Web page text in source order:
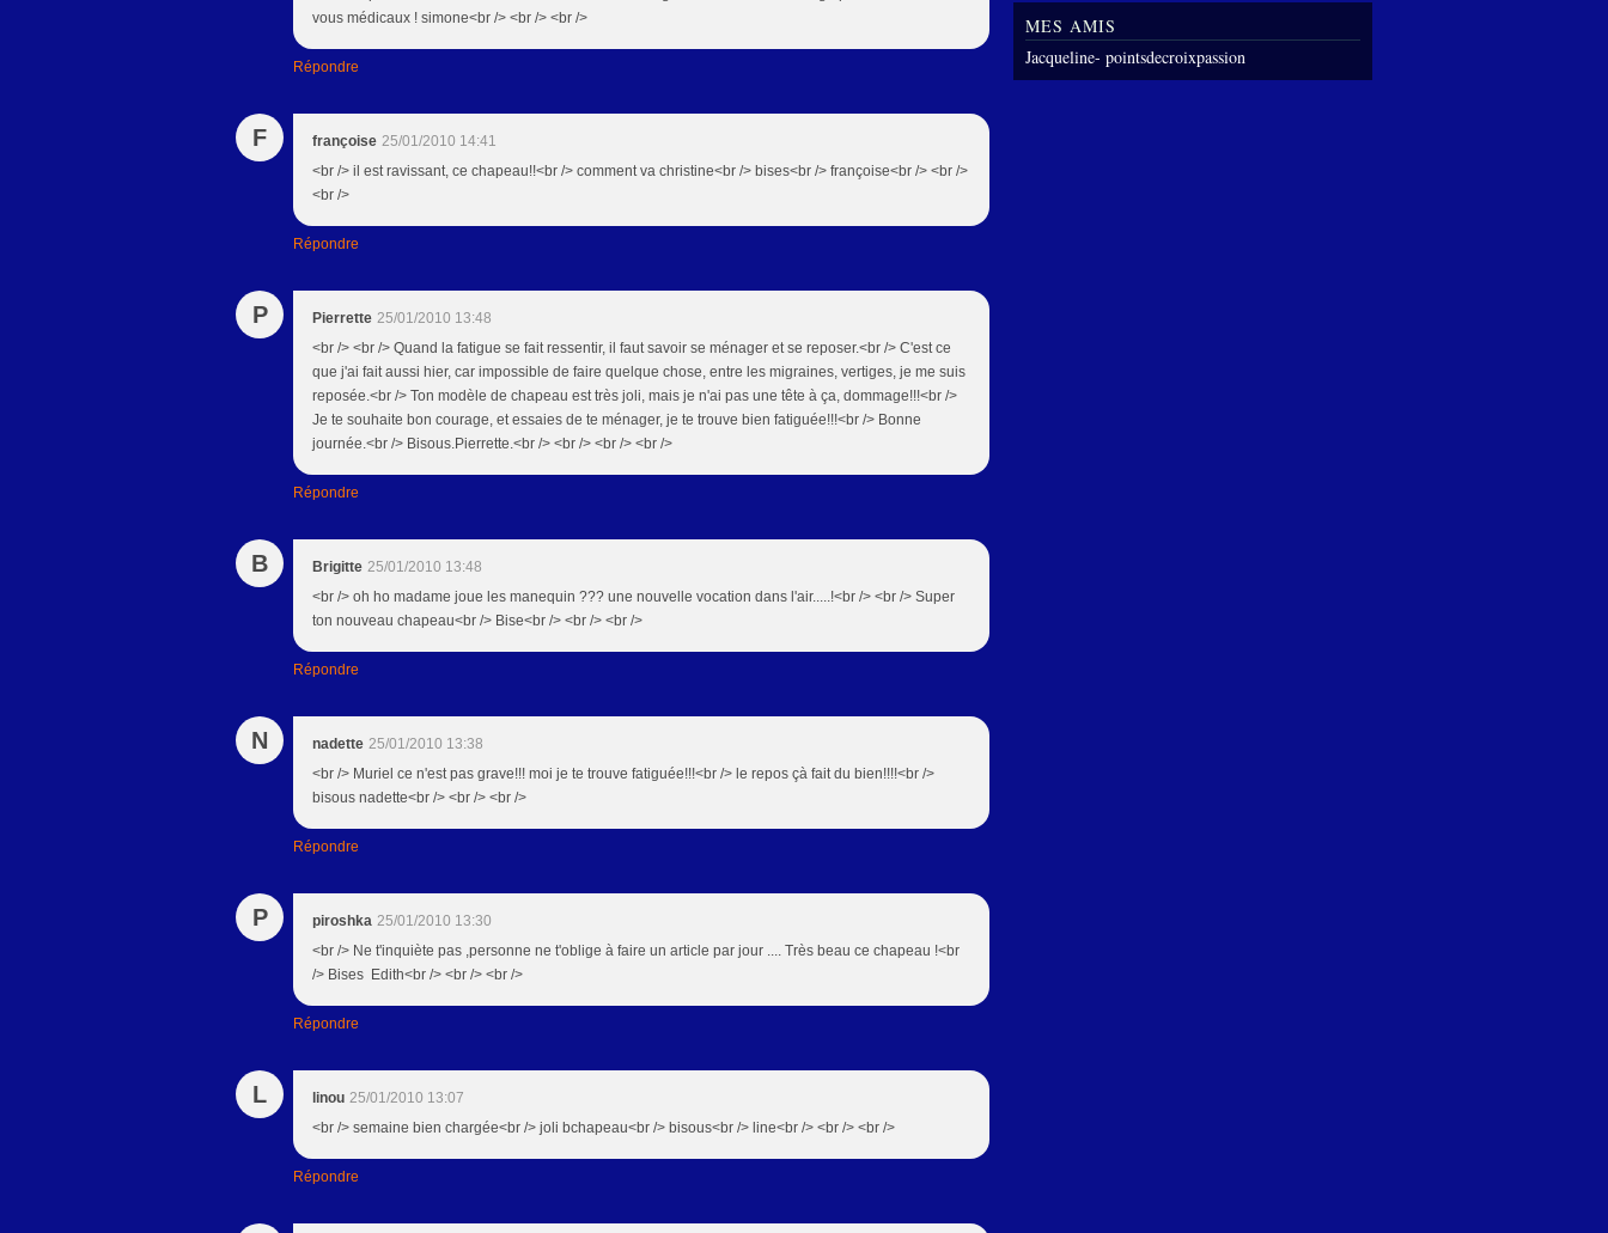
vous médicaux ! simone<br /> <br /> <br />
Répondre
F françoise 25/01/2010 14:41
<br /> il est ravissant, ce chapeau!!<br /> comment va christine<br /> bises<br /> françoise<br /> <br />
<br />
Répondre
P Pierrette 25/01/2010 13:48
<br /> <br /> Quand la fatigue se fait ressentir, il faut savoir se ménager et se reposer.<br /> C'est ce
que j'ai fait aussi hier, car impossible de faire quelque chose, entre les migraines, vertiges, je me suis
reposée.<br /> Ton modèle de chapeau est très joli, mais je n'ai pas une tête à ça, dommage!!!<br />
Je te souhaite bon courage, et essaies de te ménager, je te trouve bien fatiguée!!!<br /> Bonne
journée.<br /> Bisous.Pierrette.<br /> <br /> <br /> <br />
Répondre
B Brigitte 25/01/2010 13:48
<br /> oh ho madame joue les manequin ??? une nouvelle vocation dans l'air.....!<br /> <br /> Super
ton nouveau chapeau<br /> Bise<br /> <br /> <br />
Répondre
N nadette 25/01/2010 13:38
<br /> Muriel ce n'est pas grave!!! moi je te trouve fatiguée!!!<br /> le repos çà fait du bien!!!!<br />
bisous nadette<br /> <br /> <br />
Répondre
P piroshka 25/01/2010 13:30
<br /> Ne t'inquiète pas ,personne ne t'oblige à faire un article par jour .... Très beau ce chapeau !<br
/> Bises Edith<br /> <br /> <br />
Répondre
L linou 25/01/2010 13:07
<br /> semaine bien chargée<br /> joli bchapeau<br /> bisous<br /> line<br /> <br /> <br />
Répondre
MES AMIS
Jacqueline- pointsdecroixpassion